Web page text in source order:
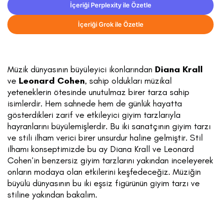
İçeriği Perplexity ile Özetle
İçeriği Grok ile Özetle
Müzik dünyasının büyüleyici ikonlarından Diana Krall
ve Leonard Cohen, sahip oldukları müzikal
yeteneklerin ötesinde unutulmaz birer tarza sahip
isimlerdir. Hem sahnede hem de günlük hayatta
gösterdikleri zarif ve etkileyici giyim tarzlarıyla
hayranlarını büyülemişlerdir. Bu iki sanatçının giyim tarzı
ve stili ilham verici birer unsurdur haline gelmiştir. Stil
ilhamı konseptimizde bu ay Diana Krall ve Leonard
Cohen’in benzersiz giyim tarzlarını yakından inceleyerek
onların modaya olan etkilerini keşfedeceğiz. Müziğin
büyülü dünyasının bu iki eşsiz figürünün giyim tarzı ve
stiline yakından bakalım.